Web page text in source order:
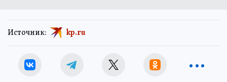
Источник: kp.ru